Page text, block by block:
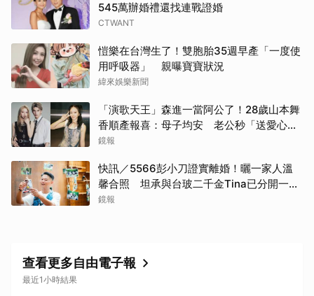
545萬辦婚禮還找連戰證婚
CTWANT
愷樂在台灣生了！雙胞胎35週早產「一度使
用呼吸器」 親曝寶寶狀況
緯來娛樂新聞
「演歌天王」森進一當阿公了！28歲山本舞
香順產報喜：母子均安 老公秒「送愛心」
閃炸
鏡報
快訊／5566彭小刀證實離婚！曬一家人溫
馨合照 坦承與台玻二千金Tina已分開一段
時間
鏡報
查看更多自由電子報
最近1小時結果